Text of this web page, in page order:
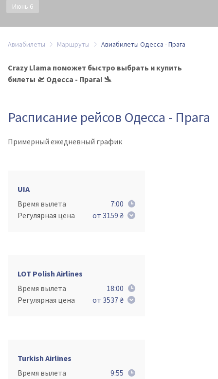
Июнь 6
Авиабилеты Маршруты Авиабилеты Одесса - Прага
Crazy Llama поможет быстро выбрать и купить
билеты 🛫 Одесса - Прага! 🛬
Расписание рейсов Одесса - Прага
Примерный ежедневный график
UIA
Время вылета
7:00
Регулярная цена
от 3159 ₴
LOT Polish Airlines
Время вылета
18:00
Регулярная цена
от 3537 ₴
Turkish Airlines
Время вылета
9:55